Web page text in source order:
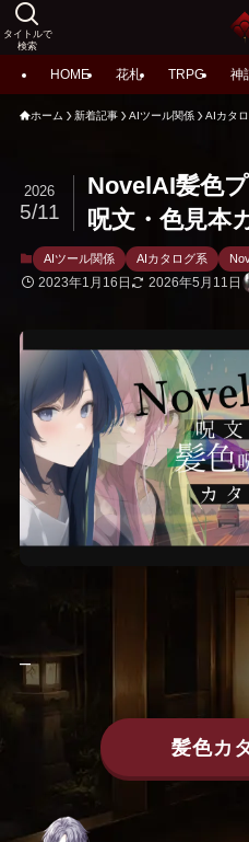
タイトルで
検索
HOME 花札 TRPG 神
ホーム 新着記事 AIツール関係 AIカタ
NovelAI髪色
呪文・色見本
2026
5/11
AIツール関係 AIカタログ系
2023年1月16日 2026年5月11日
–
髪色カ